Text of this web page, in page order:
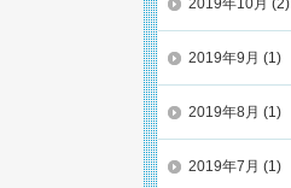
2019年10月 (2)
2019年9月 (1)
2019年8月 (1)
2019年7月 (1)